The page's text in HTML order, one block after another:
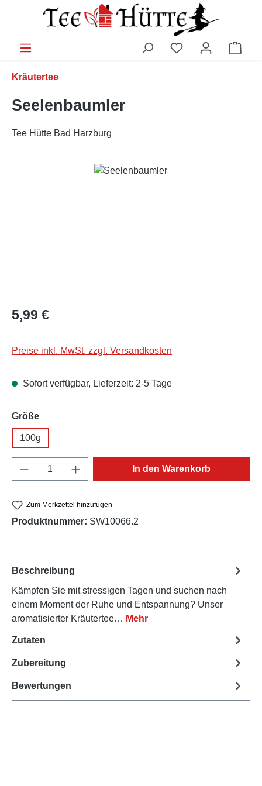
Zum Hauptinhalt springen
Kräutertee
Seelenbaumler
Tee Hütte Bad Harzburg
Bildergalerie überspringen
Regulärer Preis:
5,99 €
Preise inkl. MwSt. zzgl. Versandkosten
Sofort verfügbar, Lieferzeit: 2-5 Tage
Größeauswählen
100g
Produkt Anzahl: Gib den gewünschten
In den Warenkorb
Zum Merkzettel hinzufügen
Produktnummer: SW10066.2
Beschreibung
Kämpfen Sie mit stressigen Tagen und suchen nach
einem Moment der Ruhe und Entspannung? Unser
aromatisierter Kräutertee… Mehr
Zutaten
Zubereitung
Bewertungen